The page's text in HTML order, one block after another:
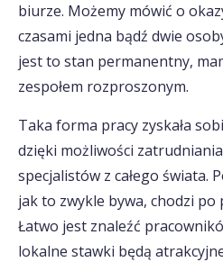
biurze. Możemy mówić o
czasami jedna bądź dwie
jest to stan permanentny,
zespołem rozproszonym.
Taka forma pracy zyskała
dzięki możliwości
specjalistów z całego świata.
jak to zwykle bywa, chodzi
Łatwo jest znaleźć
lokalne stawki będą